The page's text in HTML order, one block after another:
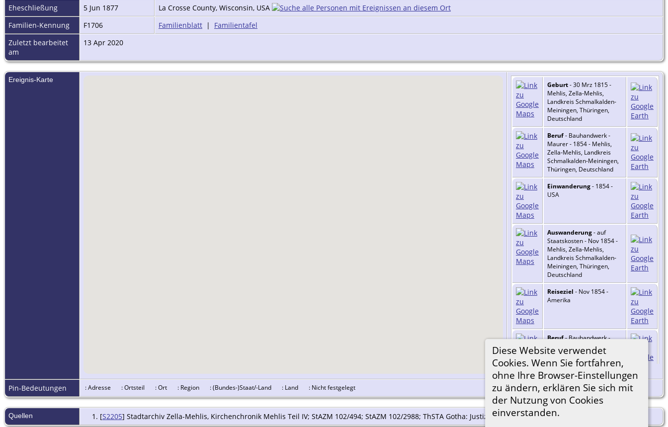
Diese Website verwendet
Cookies. Wenn Sie fortfahren,
ohne Ihre Browser-Einstellungen
zu ändern, erklären Sie sich mit
der Nutzung von Cookies
einverstanden.
Eheschließung
5 Jun 1877
La Crosse County, Wisconsin, USA
Familien-Kennung
F1706 Familienblatt | Familientafel
Zuletzt bearbeitet
am
13 Apr 2020
Ereignis-Karte
Geburt- 30 Mrz 1815 -
Mehlis, Zella-Mehlis,
Landkreis Schmalkalden-
Meiningen, Thüringen,
Deutschland
Beruf- Bauhandwerk -
Maurer - 1854 - Mehlis,
Zella-Mehlis, Landkreis
Schmalkalden-Meiningen,
Thüringen, Deutschland
Einwanderung- 1854 -
USA
Auswanderung- auf
Staatskosten - Nov 1854 -
Mehlis, Zella-Mehlis,
Landkreis Schmalkalden-
Meiningen, Thüringen,
Deutschland
Reiseziel - Nov 1854 -
Amerika
Beruf- Bauhandwerk -
Stone Mason - 1860 -
Prairie du Sac, Sauk
County, Wisconsin, USA
Beruf - Bauhandwerk -
Stone Mason - 1870 -
Prairie du Sac, Sauk
County, Wisconsin, USA
=
Pin-Bedeutungen : Adresse : Ortsteil : Ort : Region : (Bundes-)Staat/-Land : Land : Nicht festgelegt
Quellen [S2205] Stadtarchiv Zella-Mehlis, Kirchenchronik Mehlis Teil IV; StAZM 102/494; StAZM 102/2988; ThSTA Gotha: Justizamt Zella, Nr. 63.